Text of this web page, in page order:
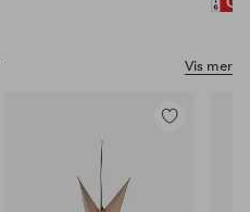
Vis mer
Legg